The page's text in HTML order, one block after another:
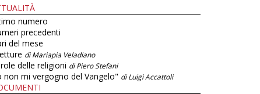
numero
precedenti
del mese
di Mariapia Veladiano
delle religioni di Piero Stefani
non mi vergogno del Vangelo" di Luigi Accattoli